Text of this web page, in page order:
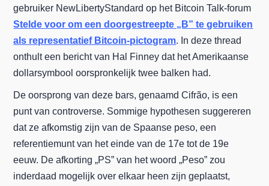
gebruiker NewLibertyStandard op het Bitcoin Talk-forum
Stelde voor om een doorgestreepte „B” te gebruiken
als representatief Bitcoin-pictogram. In deze thread
onthult een bericht van Hal Finney dat het Amerikaanse
dollarsymbool oorspronkelijk twee balken had.
De oorsprong van deze bars, genaamd Cifrão, is een
punt van controverse. Sommige hypothesen suggereren
dat ze afkomstig zijn van de Spaanse peso, een
referentiemunt van het einde van de 17e tot de 19e
eeuw. De afkorting „PS” van het woord „Peso” zou
inderdaad mogelijk over elkaar heen zijn geplaatst,